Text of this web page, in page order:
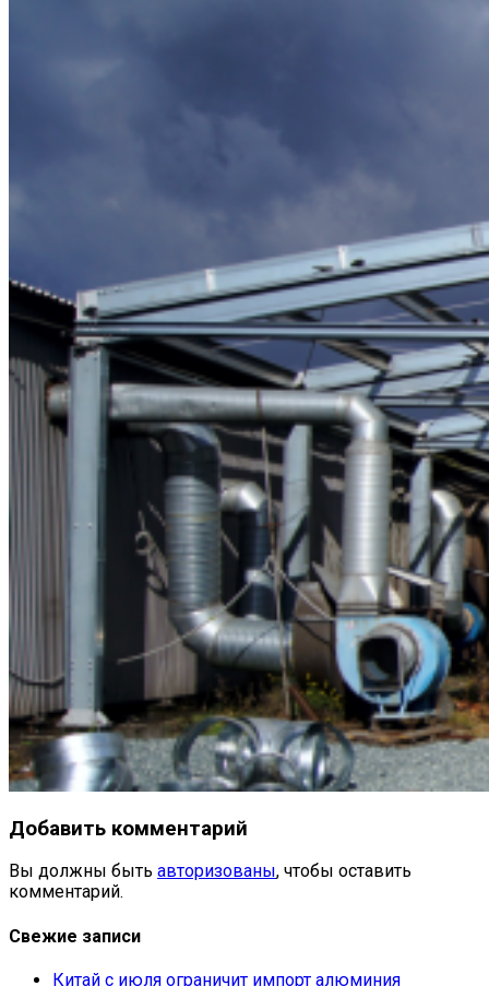
Добавить комментарий
Вы должны быть авторизованы, чтобы оставить
комментарий.
Свежие записи
Китай с июля ограничит импорт алюминия